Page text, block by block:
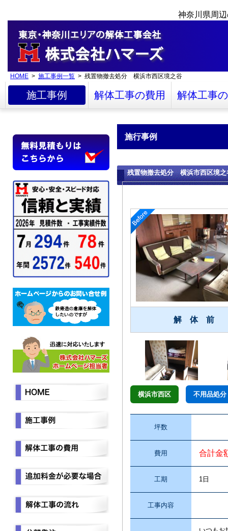
神奈川県周
HOME > 施工事例一覧 > 残置物撤去処分 横浜市西区境之谷
施工事例 解体工事の費用 解体工事
施行事例
残置物撤去処分 横浜市西区境之
解 体 前
横浜市西区 不用品処分
坪数
費用 合計金
工期 1日
工事内容